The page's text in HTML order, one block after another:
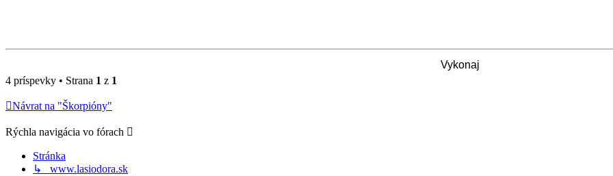
4 príspevky • Strana 1 z 1
Návrat na "Škorpióny"
Rýchla navigácia vo fórach
Stránka
↳ www.lasiodora.sk